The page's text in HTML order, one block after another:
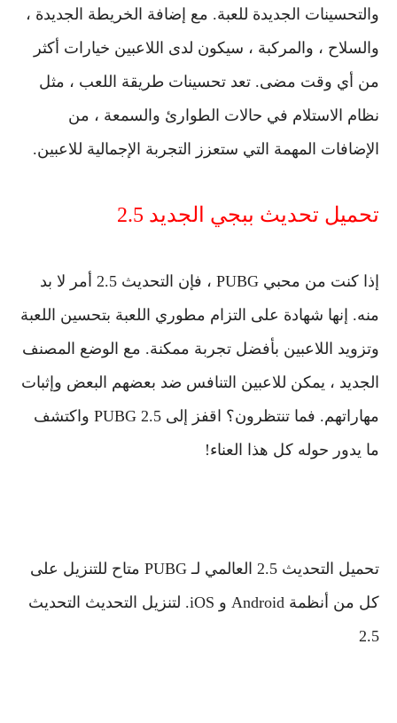
والتحسينات الجديدة للعبة. مع إضافة الخريطة الجديدة ،
والسلاح ، والمركبة ، سيكون لدى اللاعبين خيارات أكثر
من أي وقت مضى. تعد تحسينات طريقة اللعب ، مثل
نظام الاستلام في حالات الطوارئ والسمعة ، من
الإضافات المهمة التي ستعزز التجربة الإجمالية للاعبين.
تحميل تحديث ببجي الجديد 2.5
إذا كنت من محبي PUBG ، فإن التحديث 2.5 أمر لا بد
منه. إنها شهادة على التزام مطوري اللعبة بتحسين اللعبة
وتزويد اللاعبين بأفضل تجربة ممكنة. مع الوضع المصنف
الجديد ، يمكن للاعبين التنافس ضد بعضهم البعض وإثبات
مهاراتهم. فما تنتظرون؟ اقفز إلى PUBG 2.5 واكتشف
ما يدور حوله كل هذا العناء!
تحميل التحديث 2.5 العالمي لـ PUBG متاح للتنزيل على
كل من أنظمة Android و iOS. لتنزيل التحديث التحديث
2.5